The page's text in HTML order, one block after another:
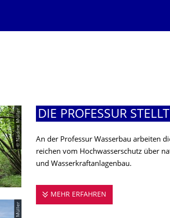
© Nadine Müller DIE PROFESSUR
An der Professur Wasserbau arbeiten
reichen vom Hochwasserschutz über
und Wasserkraftanlagenbau.
MEHR ERFAHREN